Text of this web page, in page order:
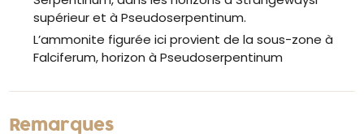
supérieur et à Pseudoserpentinum.
L’ammonite figurée ici provient de la sous-zone à
Falciferum, horizon à Pseudoserpentinum
Remarques